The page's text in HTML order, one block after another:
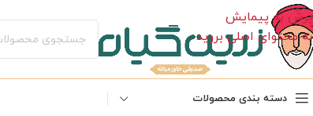
پرش به پیمایش
به محتوای اصلی بروید
دسته بندی محصولات